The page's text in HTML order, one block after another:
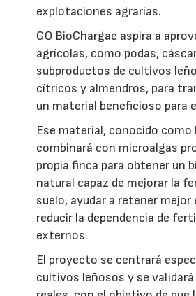
explotaciones agrarias.
GO BioChargae aspira a
agrícolas, como podas,
subproductos de cultivos
cítricos y almendros, para
un material beneficioso para
Ese material, conocido como
combinará con microalgas
propia finca para obtener un
natural capaz de mejorar la
suelo, ayudar a retener mejor
reducir la dependencia de
externos.
El proyecto se centrará
cultivos leñosos y se